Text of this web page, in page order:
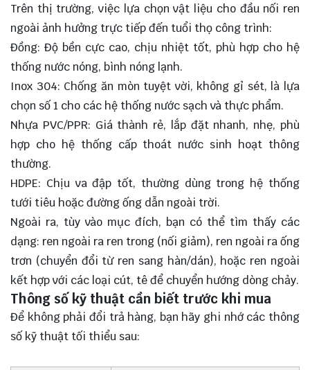
Trên thị trường, việc lựa chọn vật liệu cho đầu nối ren
ngoài ảnh hưởng trực tiếp đến tuổi thọ công trình:
Đồng: Độ bền cực cao, chịu nhiệt tốt, phù hợp cho hệ
thống nước nóng, bình nóng lạnh.
Inox 304: Chống ăn mòn tuyệt vời, không gỉ sét, là lựa
chọn số 1 cho các hệ thống nước sạch và thực phẩm.
Nhựa PVC/PPR: Giá thành rẻ, lắp đặt nhanh, nhẹ, phù
hợp cho hệ thống cấp thoát nước sinh hoạt thông
thường.
HDPE: Chịu va đập tốt, thường dùng trong hệ thống
tưới tiêu hoặc đường ống dẫn ngoài trời.
Ngoài ra, tùy vào mục đích, bạn có thể tìm thấy các
dạng: ren ngoài ra ren trong (nối giảm), ren ngoài ra ống
trơn (chuyển đổi từ ren sang hàn/dán), hoặc ren ngoài
kết hợp với các loại cút, tê để chuyển hướng dòng chảy.
Thông số kỹ thuật cần biết trước khi mua
Để không phải đổi trả hàng, bạn hãy ghi nhớ các thông
số kỹ thuật tối thiểu sau: